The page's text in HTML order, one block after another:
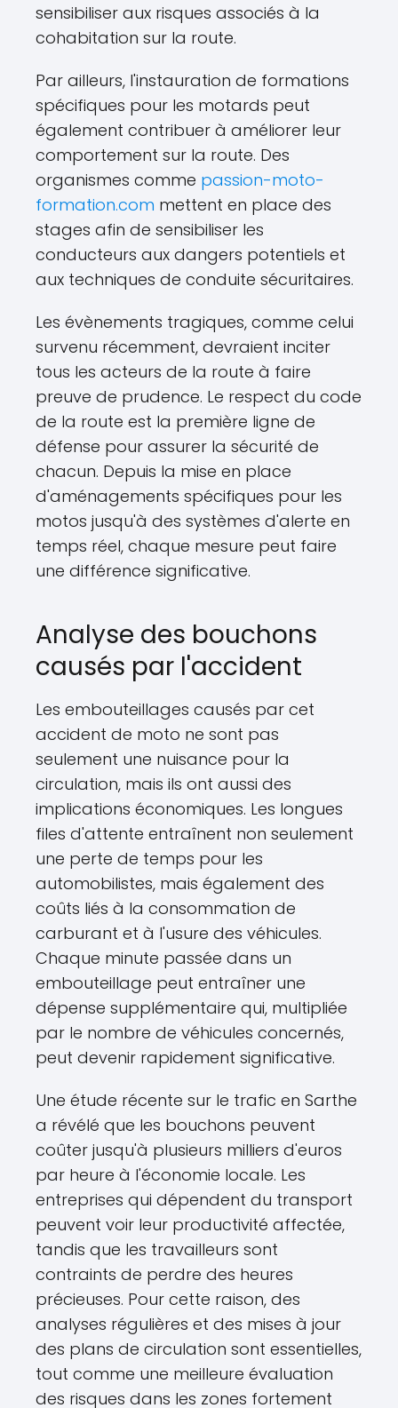
sensibiliser aux risques associés à la
cohabitation sur la route.
Par ailleurs, l'instauration de formations
spécifiques pour les motards peut
également contribuer à améliorer leur
comportement sur la route. Des
organismes comme passion-moto-
formation.com mettent en place des
stages afin de sensibiliser les
conducteurs aux dangers potentiels et
aux techniques de conduite sécuritaires.
Les évènements tragiques, comme celui
survenu récemment, devraient inciter
tous les acteurs de la route à faire
preuve de prudence. Le respect du code
de la route est la première ligne de
défense pour assurer la sécurité de
chacun. Depuis la mise en place
d'aménagements spécifiques pour les
motos jusqu'à des systèmes d'alerte en
temps réel, chaque mesure peut faire
une différence significative.
Analyse des bouchons
causés par l'accident
Les embouteillages causés par cet
accident de moto ne sont pas
seulement une nuisance pour la
circulation, mais ils ont aussi des
implications économiques. Les longues
files d'attente entraînent non seulement
une perte de temps pour les
automobilistes, mais également des
coûts liés à la consommation de
carburant et à l'usure des véhicules.
Chaque minute passée dans un
embouteillage peut entraîner une
dépense supplémentaire qui, multipliée
par le nombre de véhicules concernés,
peut devenir rapidement significative.
Une étude récente sur le trafic en Sarthe
a révélé que les bouchons peuvent
coûter jusqu'à plusieurs milliers d'euros
par heure à l'économie locale. Les
entreprises qui dépendent du transport
peuvent voir leur productivité affectée,
tandis que les travailleurs sont
contraints de perdre des heures
précieuses. Pour cette raison, des
analyses régulières et des mises à jour
des plans de circulation sont essentielles,
tout comme une meilleure évaluation
des risques dans les zones fortement